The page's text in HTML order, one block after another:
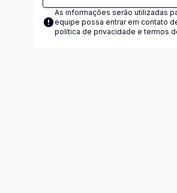
As informações serão utilizadas
equipe possa entrar em contato
política de privacidade e termos